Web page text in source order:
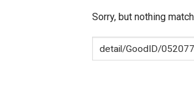
Sorry, but nothing